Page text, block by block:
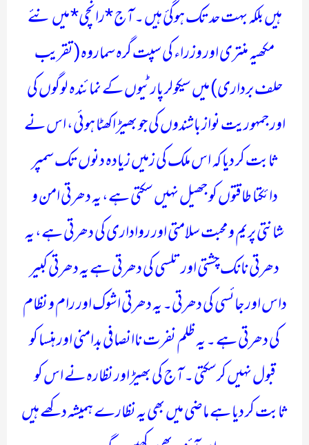
ہیں بلکہ بہت حد تک ہوگئ ہیں ۔ آج *رانچی* میں نئے
مکھیہ منتری اور وزراء کی سپت گرہ سماروہ( تقریب
حلف برداری) میں سیکولر پارٹیوں کے نمائندہ لوگوں کی
اور جمہوریت نواز باشندوں کی جو بھیڑ اکھٹا ہوئی، اس نے
ثابت کر دیا کہ اس ملک کی زمیں زیادہ دنوں تک سمپر
دائکتا طاقتوں کو جھیل نہیں سکتی ہے، یہ دھرتی امن و
شانتی پریم و محبت سلامتی اور رواداری کی دھرتی ہے، یہ
دھرتی نانک چشتی اور تلسی کی دھرتی ہے یہ دھرتی کبیر
داس اور جائسی کی دھرتی۔ یہ دھرتی اشوک اور رام و نظام
کی دھرتی ہے ۔ یہ ظلم نفرت ناانصافی بدامنی اور ہنسا کو
قبول نہیں کرسکتی ۔ آج کی بھیڑ اور نظارہ نے اس کو
ثابت کر دیا ہے ماضی میں بھی یہ نظارے ہمیشہ دکھے ہیں